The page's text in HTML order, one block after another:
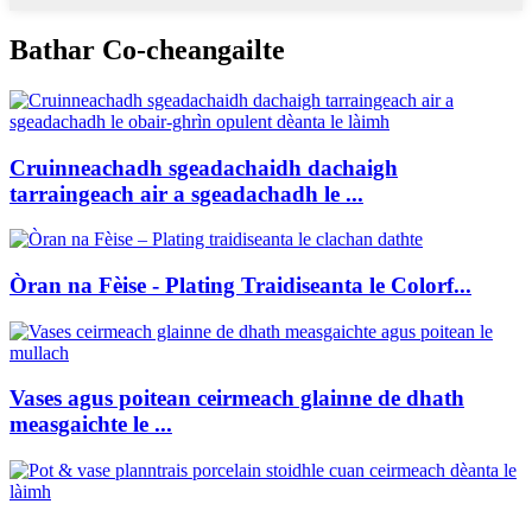
Bathar Co-cheangailte
Cruinneachadh sgeadachaidh dachaigh
tarraingeach air a sgeadachadh le ...
Òran na Fèise - Plating Traidiseanta le Colorf...
Vases agus poitean ceirmeach glainne de dhath
measgaichte le ...